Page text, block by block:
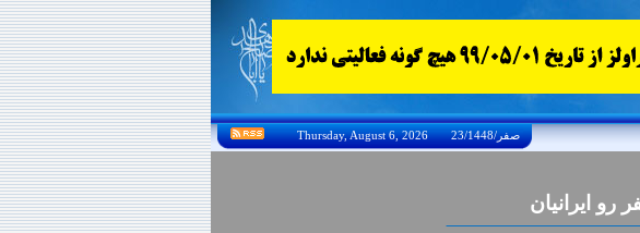
Thursday, August 6, 2026 23/صفر/1448